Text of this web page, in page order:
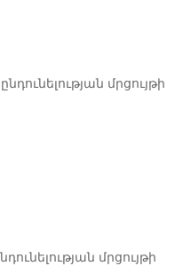
մրցույթի
մրցույթի